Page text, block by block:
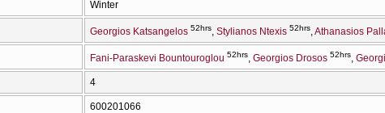
Winter
Georgios Katsangelos 52hrs Stylianos Ntexis 52hrs Athanasios
Fani-Paraskevi Bountouroglou 52hrs Georgios Drosos 52hrs
4
600201066